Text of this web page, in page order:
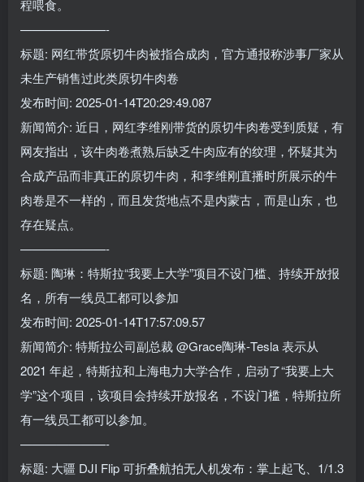
程喂食。
———————-
标题: 网红带货原切牛肉被指合成肉，官方通报称涉事厂家从
未生产销售过此类原切牛肉卷
发布时间: 2025-01-14T20:29:49.087
新闻简介: 近日，网红李维刚带货的原切牛肉卷受到质疑，有
网友指出，该牛肉卷煮熟后缺乏牛肉应有的纹理，怀疑其为
合成产品而非真正的原切牛肉，和李维刚直播时所展示的牛
肉卷是不一样的，而且发货地点不是内蒙古，而是山东，也
存在疑点。
———————-
标题: 陶琳：特斯拉“我要上大学”项目不设门槛、持续开放报
名，所有一线员工都可以参加
发布时间: 2025-01-14T17:57:09.57
新闻简介: 特斯拉公司副总裁 @Grace陶琳-Tesla 表示从
2021 年起，特斯拉和上海电力大学合作，启动了“我要上大
学”这个项目，该项目会持续开放报名，不设门槛，特斯拉所
有一线员工都可以参加。
———————-
标题: 大疆 DJI Flip 可折叠航拍无人机发布：掌上起飞、1/1.3